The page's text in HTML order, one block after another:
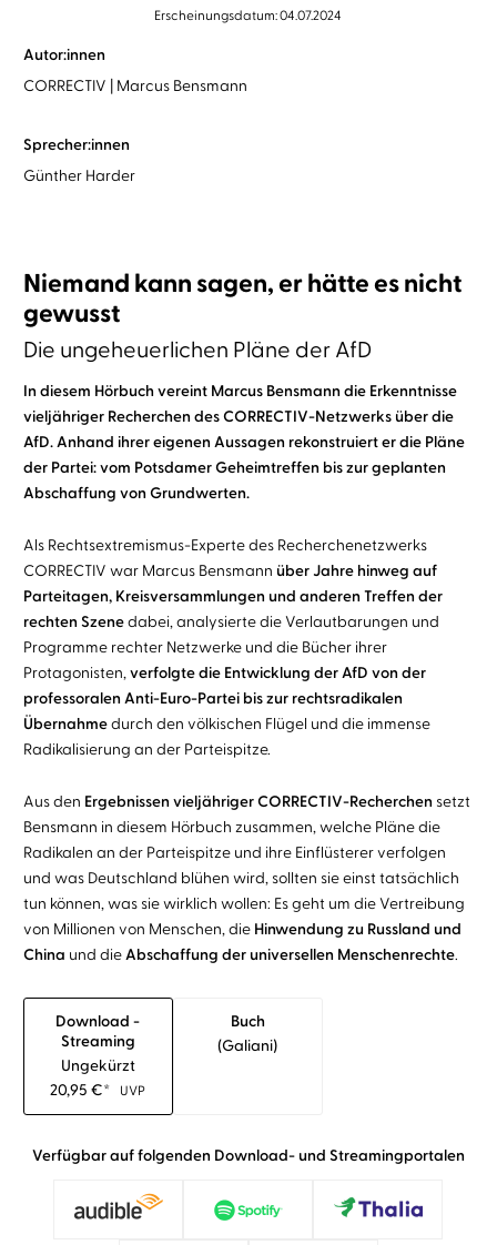
Erscheinungsdatum: 04.07.2024
Autor:innen
CORRECTIV Marcus Bensmann
Sprecher:innen
Günther Harder
Niemand kann sagen, er hätte es nicht
gewusst
Die ungeheuerlichen Pläne der AfD
In diesem Hörbuch vereint Marcus Bensmann die Erkenntnisse
vieljähriger Recherchen des CORRECTIV-Netzwerks über die
AfD. Anhand ihrer eigenen Aussagen rekonstruiert er die Pläne
der Partei: vom Potsdamer Geheimtreffen bis zur geplanten
Abschaffung von Grundwerten.
Als Rechtsextremismus-Experte des Recherchenetzwerks
CORRECTIV war Marcus Bensmann über Jahre hinweg auf
Parteitagen, Kreisversammlungen und anderen Treffen der
rechten Szenedabei, analysierte die Verlautbarungen und
Programme rechter Netzwerke und die Bücher ihrer
Protagonisten, verfolgte die Entwicklung der AfD von der
professoralen Anti-Euro-Partei bis zur rechtsradikalen
Übernahmedurch den völkischen Flügel und die immense
Radikalisierung an der Parteispitze.
Aus den Ergebnissen vieljähriger CORRECTIV-Recherchen setzt
Bensmann in diesem Hörbuch zusammen, welche Pläne die
Radikalen an der Parteispitze und ihre Einflüsterer verfolgen
und was Deutschland blühen wird, sollten sie einst tatsächlich
tun können, was sie wirklich wollen: Es geht um die Vertreibung
von Millionen von Menschen, die Hinwendung zu Russland und
China und dieAbschaffung der universellen Menschenrechte.
Download -
Streaming
Ungekürzt
20,95€* UVP
Buch
(galiani)
Verfügbar auf folgenden Download- und Streamingportalen